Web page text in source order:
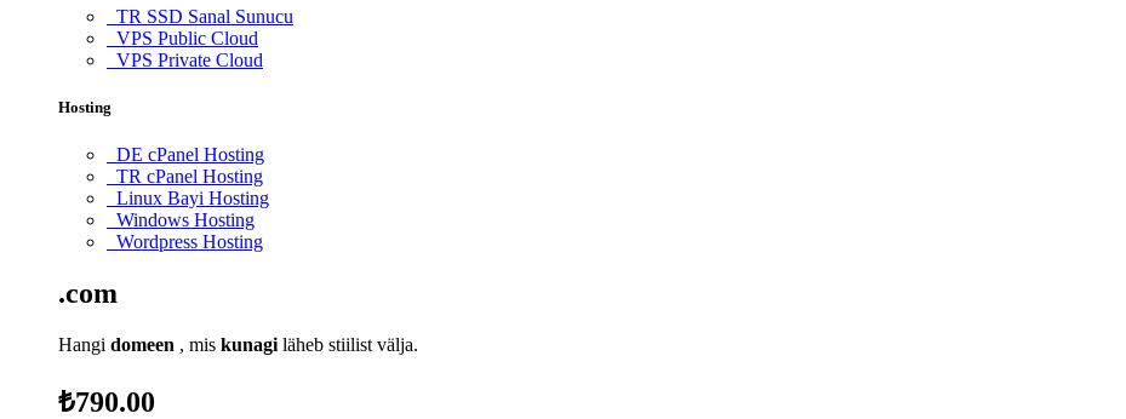
TR SSD Sanal Sunucu
VPS Public Cloud
VPS Private Cloud
Hosting
DE cPanel Hosting
TR cPanel Hosting
Linux Bayi Hosting
Windows Hosting
Wordpress Hosting
.com
Hangi domeen , mis kunagi läheb stiilist välja.
₺790.00